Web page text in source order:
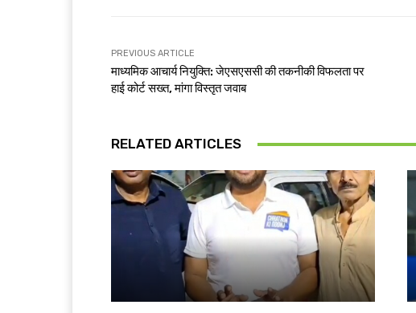
PREVIOUS ARTICLE
माध्यमिक आचार्य नियुक्ति: जेएसएससी की तकनीकी विफलता पर
हाई कोर्ट सख्त, मांगा विस्तृत जवाब
RELATED ARTICLES